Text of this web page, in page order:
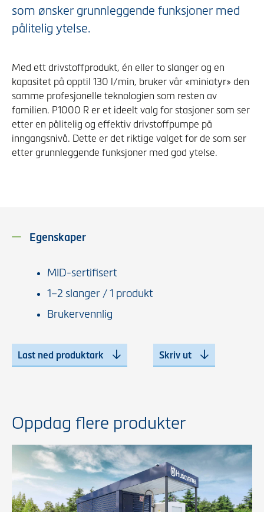
som ønsker grunnleggende funksjoner med
pålitelig ytelse.
Med ett drivstoffprodukt, én eller to slanger og en
kapasitet på opptil 130 l/min, bruker vår «miniatyr» den
samme profesjonelle teknologien som resten av
familien. P1000 R er et ideelt valg for stasjoner som ser
etter en pålitelig og effektiv drivstoffpumpe på
inngangsnivå. Dette er det riktige valget for de som ser
etter grunnleggende funksjoner med god ytelse.
Egenskaper
MID-sertifisert
1–2 slanger / 1 produkt
Brukervennlig
Last ned produktark Skriv ut
Oppdag flere produkter